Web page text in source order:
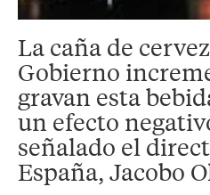
La caña de
Gobierno
gravan esta
un efecto
señalado el
España, Jacobo